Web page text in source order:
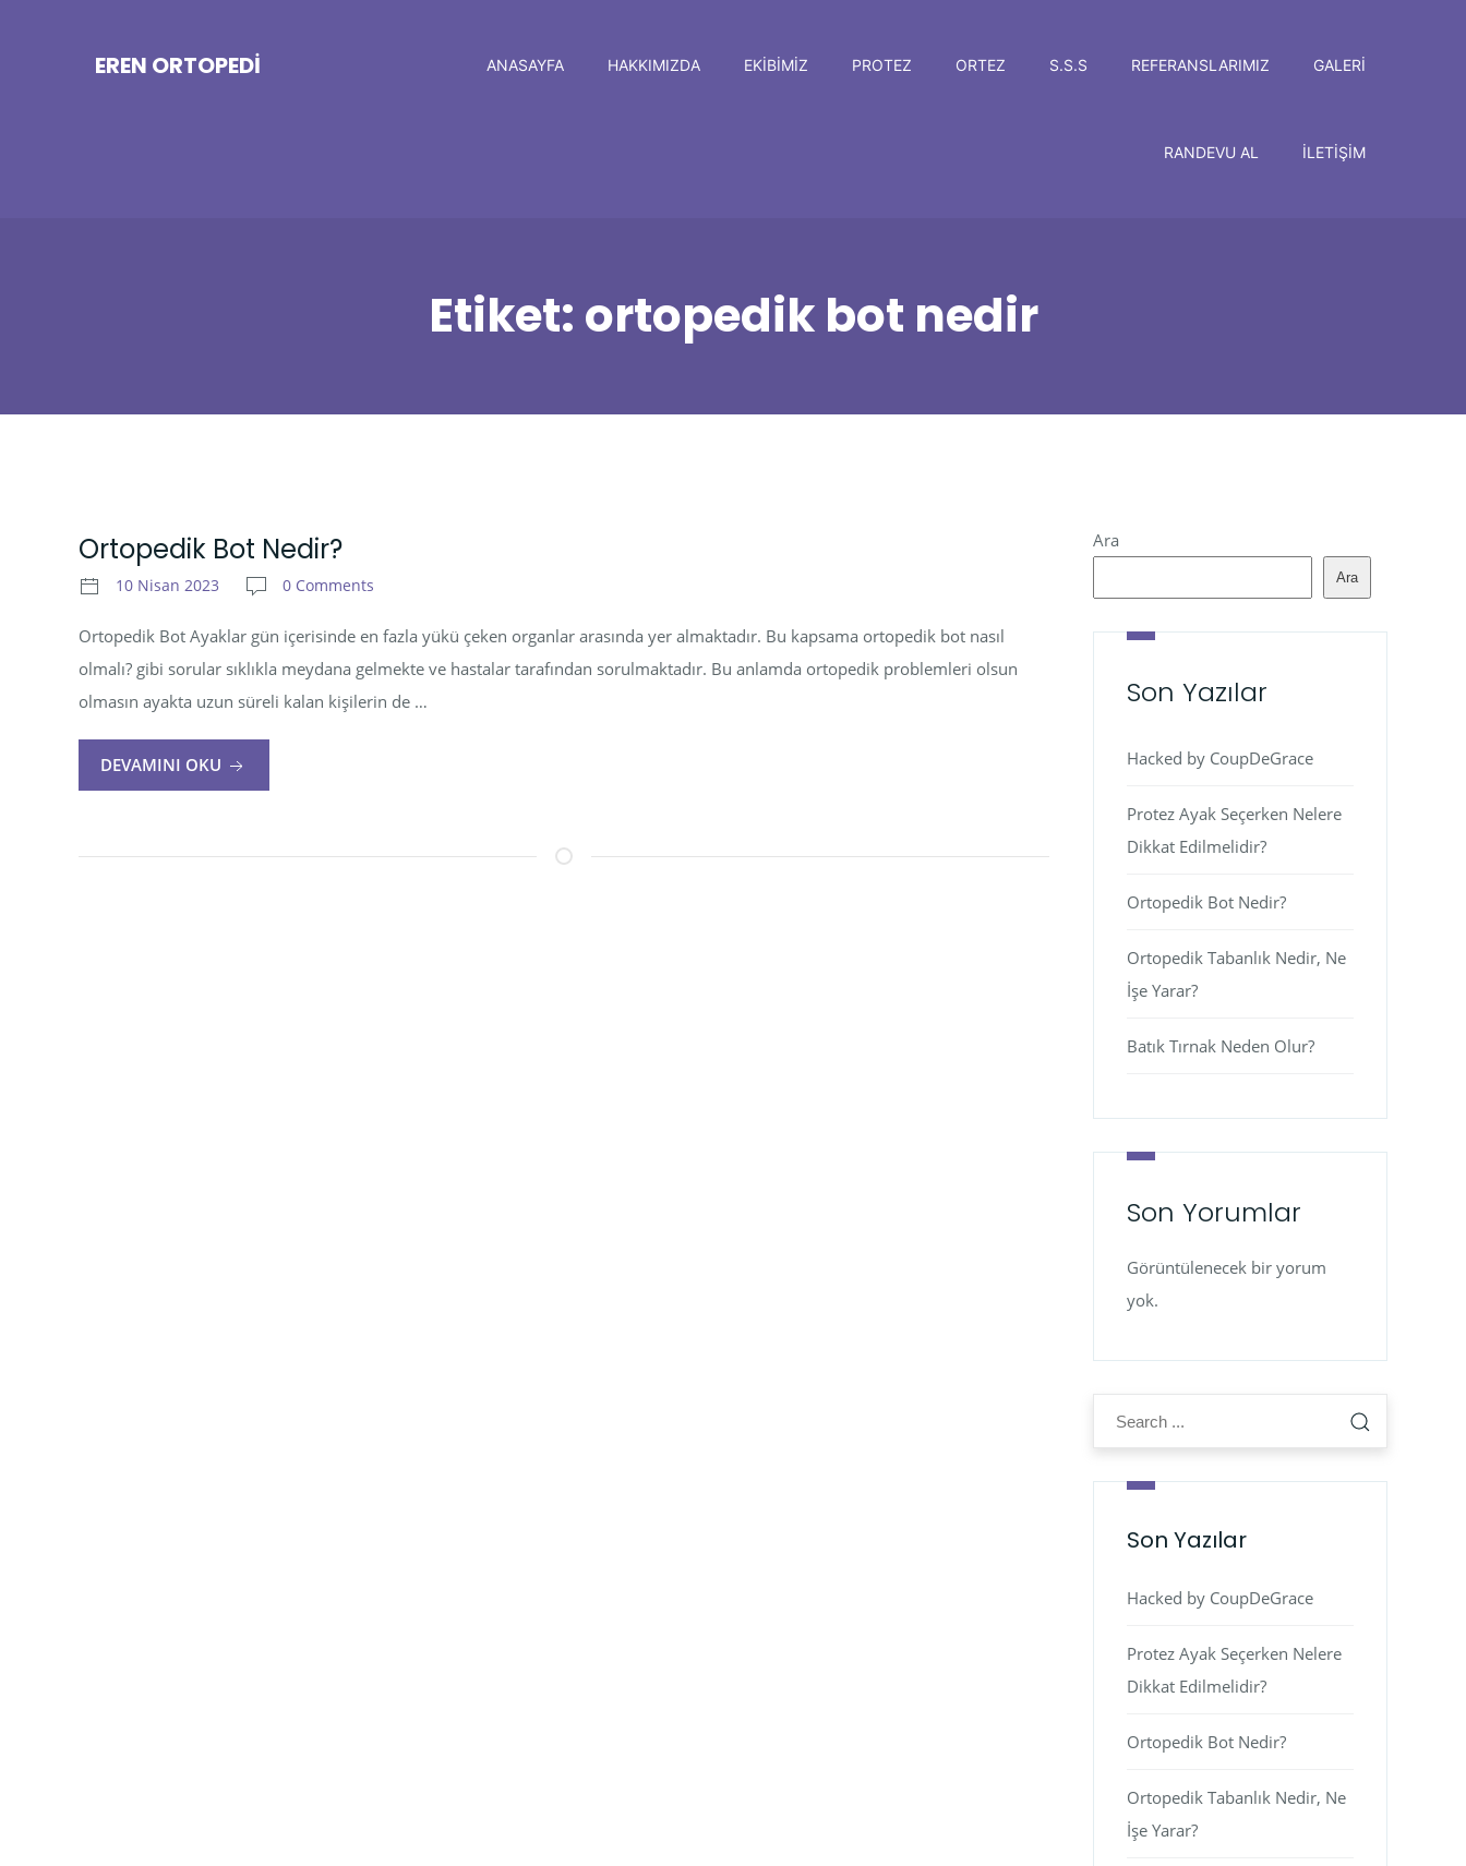
EREN ORTOPEDI ANASAYFA HAKKIMIZDA EKIBIMIZ PROTEZ ORTEZ S.S.S REFERANSLARIMIZ GALERI
RANDEVU AL İLETIŞIM
Etiket: ortopedik bot nedir
Ortopedik Bot Nedir?
10 Nisan 2023 0 Comments
Ortopedik Bot Ayaklar gün içerisinde en fazla yükü çeken organlar arasında yer almaktadır. Bu kapsama ortopedik bot nasıl
olmalı? gibi sorular sıklıkla meydana gelmekte ve hastalar tarafından sorulmaktadır. Bu anlamda ortopedik problemleri olsun
olmasın ayakta uzun süreli kalan kişilerin de …
DEVAMINI OKU
Ara
Ara
Son Yazılar
Hacked by CoupDeGrace
Protez Ayak Seçerken Nelere
Dikkat Edilmelidir?
Ortopedik Bot Nedir?
Ortopedik Tabanlık Nedir, Ne
İşe Yarar?
Batık Tırnak Neden Olur?
Son Yorumlar
Görüntülenecek bir yorum
yok.
Son Yazılar
Hacked by CoupDeGrace
Protez Ayak Seçerken Nelere
Dikkat Edilmelidir?
Ortopedik Bot Nedir?
Ortopedik Tabanlık Nedir, Ne
İşe Yarar?